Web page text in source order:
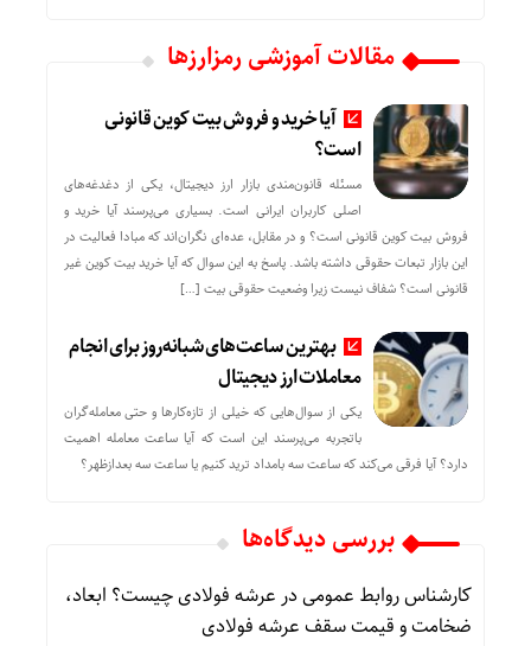
مقالات آموزشی رمزارزها
آیا خرید و فروش بیت کوین قانونی
است؟
مسئله قانون‌مندی بازار ارز دیجیتال، یکی از دغدغه‌های
اصلی کاربران ایرانی است. بسیاری می‌پرسند آیا خرید و
فروش بیت کوین قانونی است؟ و در مقابل، عده‌ای نگران‌اند که مبادا فعالیت در
این بازار تبعات حقوقی داشته باشد. پاسخ به این سوال که آیا خرید بیت کوین غیر
قانونی است؟ شفاف نیست زیرا وضعیت حقوقی بیت‌ […]
بهترین ساعت‌های شبانه‌روز برای انجام
معاملات ارز دیجیتال
یکی از سوال‌هایی که خیلی از تازه‌کارها و حتی معامله‌گران
باتجربه می‌پرسند این است که آیا ساعت معامله اهمیت
دارد؟ آیا فرقی می‌کند که ساعت سه بامداد ترید کنیم یا ساعت سه بعدازظهر؟
بررسی دیدگاه‌ها
کارشناس روابط عمومیدر عرشه فولادی چیست؟ ابعاد،
ضخامت و قیمت سقف عرشه فولادی